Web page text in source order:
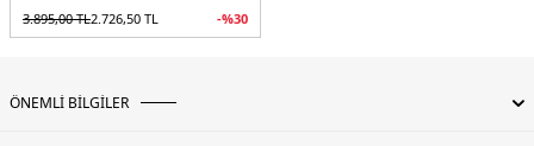
3.895,00TL2.726,50 TL -%30
ÖNEMLİ BİLGİLER